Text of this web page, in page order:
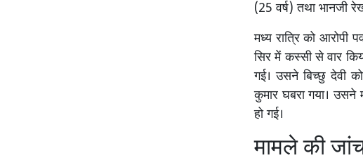
(25 वर्ष) तथा भानजी
मध्य रात्रि को आरोपी
सिर में कस्सी से वार
गई। उसने बिच्छु देवी
कुमार घबरा गया। उसने
हो गई।
मामले की